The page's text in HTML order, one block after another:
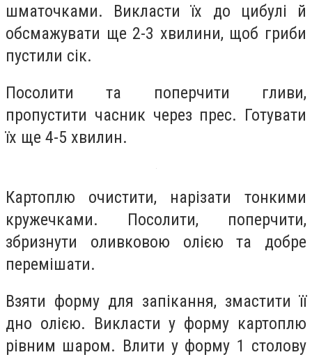
шматочками. Викласти їх до цибулі й
обсмажувати ще 2-3 хвилини, щоб гриби
пустили сік.
Посолити та поперчити гливи,
пропустити часник через прес. Готувати
їх ще 4-5 хвилин.
Картоплю очистити, нарізати тонкими
кружечками. Посолити, поперчити,
збризнути оливковою олією та добре
перемішати.
Взяти форму для запікання, змастити її
дно олією. Викласти у форму картоплю
рівним шаром. Влити у форму 1 столову